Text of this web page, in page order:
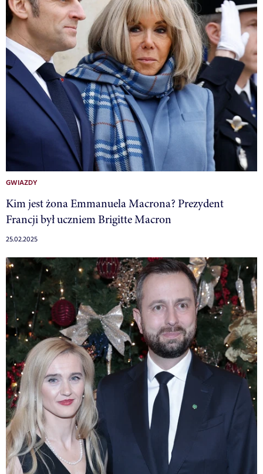
GWIAZDY
Kim jest żona Emmanuela Macrona? Prezydent
Francji był uczniem Brigitte Macron
25.02.2025